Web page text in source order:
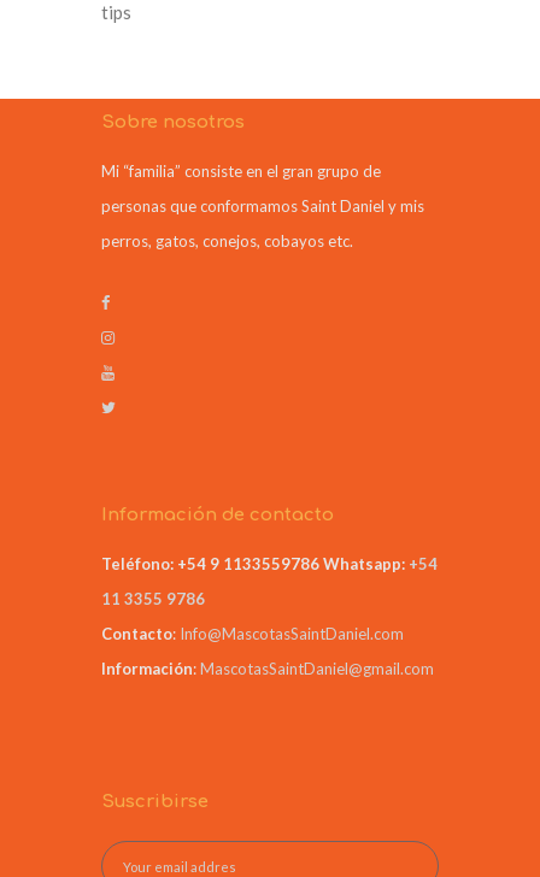
tips
Sobre nosotros
Mi “familia” consiste en el gran grupo de
personas que conformamos Saint Daniel y mis
perros, gatos, conejos, cobayos etc.
Información de contacto
Teléfono: +54 9 1133559786Whatsapp: +54
11 3355 9786
Contacto: Info@MascotasSaintDaniel.com
Información:MascotasSaintDaniel@gmail.com
Suscribirse